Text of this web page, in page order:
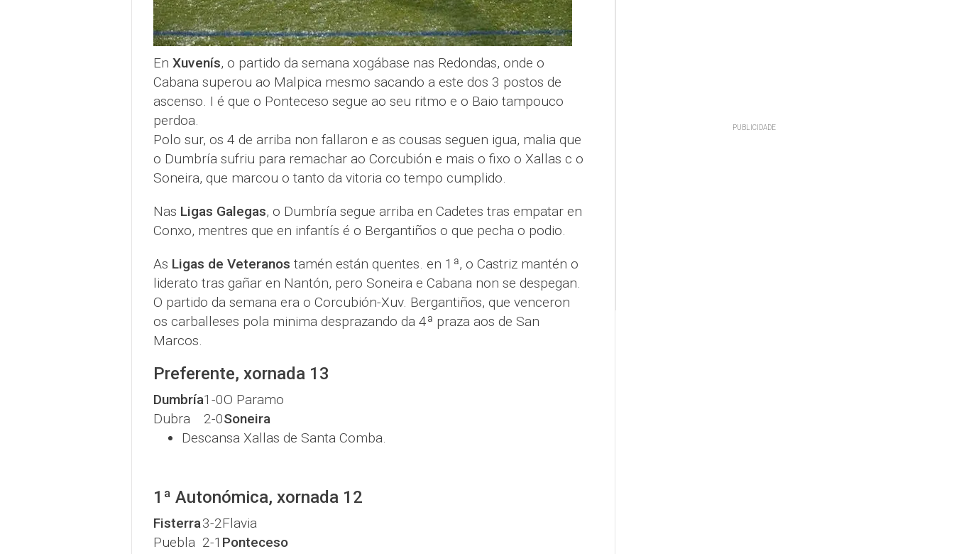
En Xuvenís, o partido da semana xogábase nas Redondas, onde o
Cabana superou ao Malpica mesmo sacando a este dos 3 postos de
ascenso. I é que o Ponteceso segue ao seu ritmo e o Baio tampouco
perdoa.
Polo sur, os 4 de arriba non fallaron e as cousas seguen igua, malia que
o Dumbría sufriu para remachar ao Corcubión e mais o fixo o Xallas c o
Soneira, que marcou o tanto da vitoria co tempo cumplido.
Nas Ligas Galegas, o Dumbría segue arriba en Cadetes tras empatar en
Conxo, mentres que en infantís é o Bergantiños o que pecha o podio.
As Ligas de Veteranos tamén están quentes. en 1ª, o Castriz mantén o
liderato tras gañar en Nantón, pero Soneira e Cabana non se despegan.
O partido da semana era o Corcubión-Xuv. Bergantiños, que venceron
os carballeses pola minima desprazando da 4ª praza aos de San
Marcos.
Preferente, xornada 13
Dumbría1-0O Paramo
Dubra
2-0Soneira
Descansa Xallas de Santa Comba.
1ª Autonómica, xornada 12
Fisterra3-2Flavia
Puebla 2-1 Ponteceso